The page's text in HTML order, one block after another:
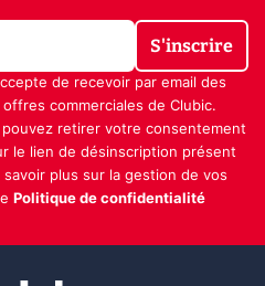
S'inscrire
de recevoir par email des
commerciales de Clubic.
pouvez retirer votre consentement
le lien de désinscription présent
plus sur la gestion de vos
Politique de confidentialité